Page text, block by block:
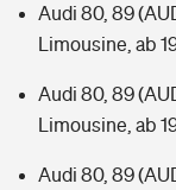
Audi 80, 89
Limousine, ab
Audi 80, 89
Limousine, ab
Audi 80, 89